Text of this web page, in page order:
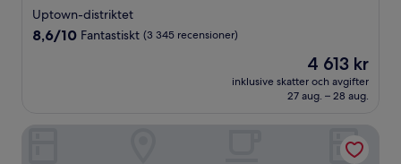
stjärnigt
boende
Uptown-distriktet
8.6
8,6/10 Fantastiskt (3 345 recensioner)
Priset
är
4 613 kr
4 613 kr
inklusive skatter och avgifter
27 aug. – 28 aug.